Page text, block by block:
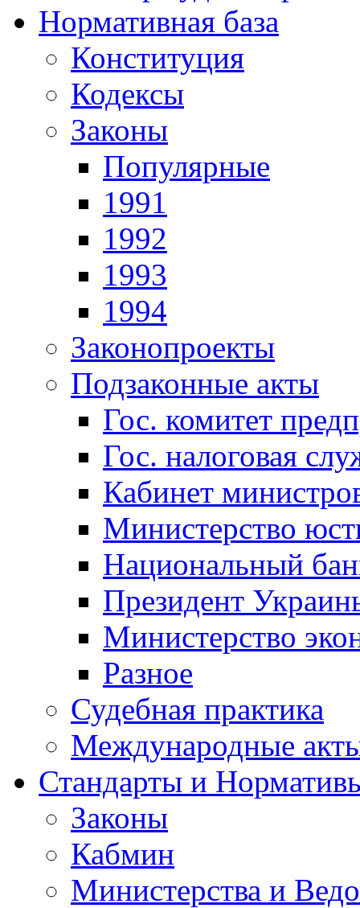
Нормативная база
Конституция
Кодексы
Законы
Популярные
1991
1992
1993
1994
Законопроекты
Подзаконные акты
Гос. комитет
Гос. налоговая
Кабинет
Министерство
Национальный
Президент
Министерство
Разное
Судебная практика
Международные
Стандарты и
Законы
Кабмин
Министерства и